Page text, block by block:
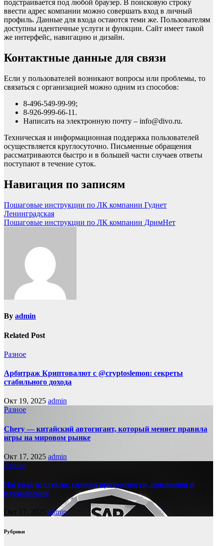
подстраивается под любой браузер. В поисковую строку
ввести адрес компании можно совершать вход в личный
профиль. Данные для входа остаются теми же. Пользователям
доступны идентичные услуги и функции. Сайт имеет такой
же интерфейс, навигацию и дизайн.
Контактные данные для связи
Если у пользователей возникают вопросы или проблемы, то
связаться с организацией можно одним из способов:
8-496-549-99-99;
8-926-999-66-11.
Написать на электронную почту – info@divo.ru.
Техническая и информационная поддержка пользователей
осуществляется круглосуточно. Письменные обращения
рассматриваются быстро и в большей части случаев ответы
поступают в течение суток.
Навигация по записям
Пошаговые инструкции по ЛК компании Гуднет
Ленинградская
Пошаговые инструкции по ЛК компании ДримНет
By admin
Related Post
Разное
Арбитраж Криптовалют с @cryptoslemon: секреты
стабильного дохода
Окт 19, 2025 admin
Разное
Chery — китайский автогигант, который меняет правила
игры на мировом рынке
Окт 17, 2025 admin
Разное
Награда из стекла: символ прозрачности, признания и
вдохновения
Окт 17, 2025 admin
Рубрики